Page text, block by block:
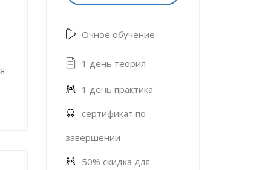
Очное обучение
1 день теория
1 день практика
сертификат по
завершении
50% скидка для